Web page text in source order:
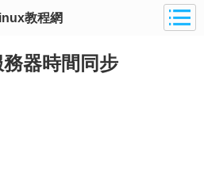
教程網
器時間同步